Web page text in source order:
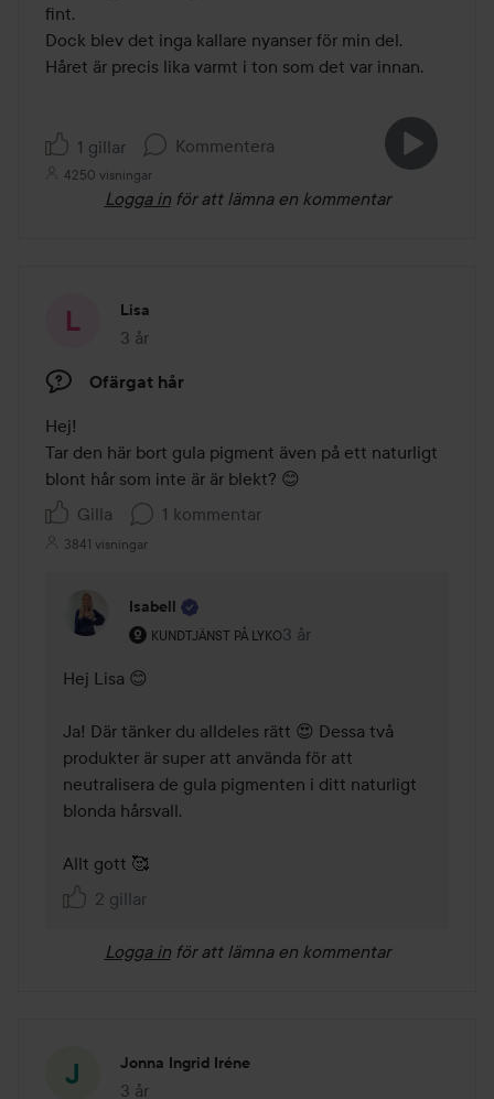
fint.
Dock blev det inga kallare nyanser för min del.
Håret är precis lika varmt i ton som det var innan.
1 gillar Kommentera
4250 visningar
Logga in för att lämna en kommentar
Lisa
3 år
Inlägget skapades 3 år
Ofärgat hår
Hej!
Tar den här bort gula pigment även på ett naturligt
blont hår som inte är är blekt? 😊
Gilla
1 kommentar
3841 visningar
Isabell
KUNDTJÄNST PÅ LYKO
Användarens roll: Kundtjänst på Lyko.
3 år
Kommentaren lades 3 år
Hej Lisa 😊
Ja! Där tänker du alldeles rätt 😍 Dessa två
produkter är super att använda för att
neutralisera de gula pigmenten i ditt naturligt
blonda hårsvall.
Allt gott 🥰
2 gillar
Logga in för att lämna en kommentar
Jonna Ingrid Iréne
3 år
Inlägget skapades 3 år